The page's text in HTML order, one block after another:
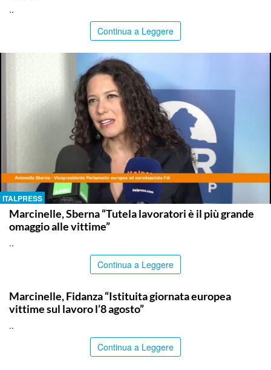
..
Continua a Leggere
ITALPRESS
Marcinelle, Sberna “Tutela lavoratori è il più grande
omaggio alle vittime”
..
Continua a Leggere
Marcinelle, Fidanza “Istituita giornata europea
vittime sul lavoro l’8 agosto”
..
Continua a Leggere